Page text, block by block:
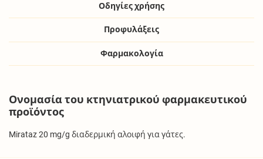
Οδηγίες χρήσης
Προφυλάξεις
Φαρμακολογία
Ονομασία του κτηνιατρικού φαρμακευτικού
προϊόντος
Mirataz 20 mg/g διαδερμική αλοιφή για γάτες.